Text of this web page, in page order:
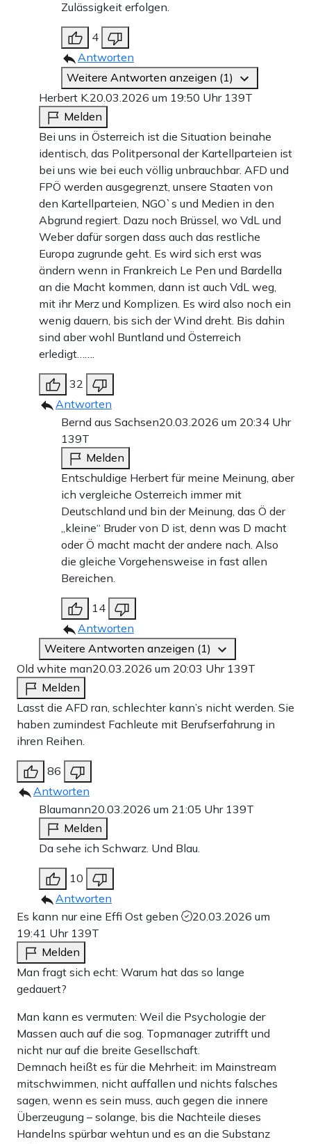
Zulässigkeit erfolgen.
4
Antworten
Weitere Antworten anzeigen (1)
Herbert K.20.03.2026 um 19:50 Uhr 139T
Melden
Bei uns in Österreich ist die Situation beinahe
identisch, das Politpersonal der Kartellparteien ist
bei uns wie bei euch völlig unbrauchbar. AFD und
FPÖ werden ausgegrenzt, unsere Staaten von
den Kartellparteien, NGO`s und Medien in den
Abgrund regiert. Dazu noch Brüssel, wo VdL und
Weber dafür sorgen dass auch das restliche
Europa zugrunde geht. Es wird sich erst was
ändern wenn in Frankreich Le Pen und Bardella
an die Macht kommen, dann ist auch VdL weg,
mit ihr Merz und Komplizen. Es wird also noch ein
wenig dauern, bis sich der Wind dreht. Bis dahin
sind aber wohl Buntland und Österreich
erledigt…….
32
Antworten
Bernd aus Sachsen20.03.2026 um 20:34 Uhr
139T
Melden
Entschuldige Herbert für meine Meinung, aber
ich vergleiche Osterreich immer mit
Deutschland und bin der Meinung, das Ö der
„kleine“ Bruder von D ist, denn was D macht
oder Ö macht macht der andere nach. Also
die gleiche Vorgehensweise in fast allen
Bereichen.
14
Antworten
Weitere Antworten anzeigen (1)
Old white man20.03.2026 um 20:03 Uhr 139T
Melden
Lasst die AFD ran, schlechter kann’s nicht werden. Sie
haben zumindest Fachleute mit Berufserfahrung in
ihren Reihen.
86
Antworten
Blaumann20.03.2026 um 21:05 Uhr 139T
Melden
Da sehe ich Schwarz. Und Blau.
10
Antworten
Es kann nur eine Effi Ost geben
20.03.2026 um
19:41 Uhr 139T
Melden
Man fragt sich echt: Warum hat das so lange
gedauert?
Man kann es vermuten: Weil die Psychologie der
Massen auch auf die sog. Topmanager zutrifft und
nicht nur auf die breite Gesellschaft.
Demnach heißt es für die Mehrheit: im Mainstream
mitschwimmen, nicht auffallen und nichts falsches
sagen, wenn es sein muss, auch gegen die innere
Überzeugung – solange, bis die Nachteile dieses
Handelns spürbar wehtun und es an die Substanz